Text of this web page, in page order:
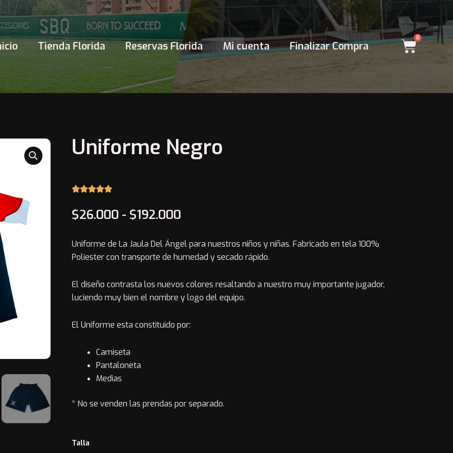
Tienda Florida Reservas Florida Mi cuenta Finalizar Compra
0
Cart
Uniforme Negro
5/5
$26.000 - $192.000
precios:
$26.000
$192.000
Uniforme de La Jaula Del Ángel para nuestros niños y niñas. Fabricado en tela 100%
Poliester con transporte de humedad y secado rápido.
El diseño contrasta los nuevos colores resaltando a nuestro muy importante jugador,
luciendo muy bien el nombre y logo del equipo.
El Uniforme esta constituido por:
Camiseta
Pantaloneta
Medias
* No se venden las prendas por separado.
Talla
Uniforme